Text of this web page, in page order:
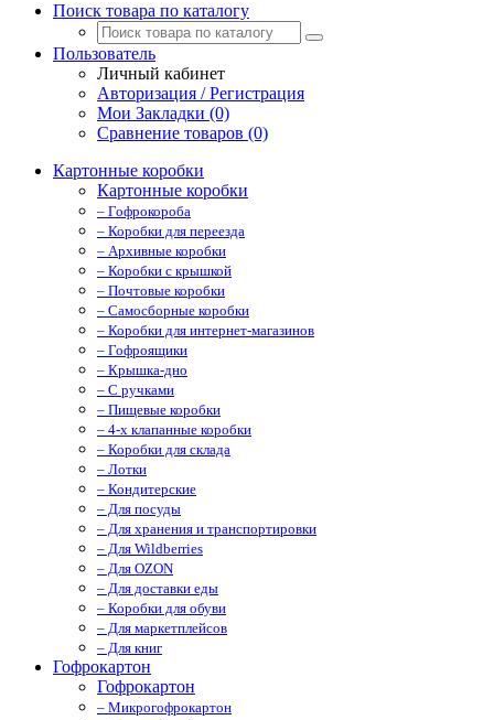
Поиск товара по каталогу
Пользователь
Личный кабинет
Авторизация / Регистрация
Мои Закладки (0)
Сравнение товаров (0)
Картонные коробки
Картонные коробки
– Гофрокороба
– Коробки для переезда
– Архивные коробки
– Коробки с крышкой
– Почтовые коробки
– Самосборные коробки
– Коробки для интернет-магазинов
– Гофроящики
– Крышка-дно
– С ручками
– Пищевые коробки
– 4-х клапанные коробки
– Коробки для склада
– Лотки
– Кондитерские
– Для посуды
– Для хранения и транспортировки
– Для Wildberries
– Для OZON
– Для доставки еды
– Коробки для обуви
– Для маркетплейсов
– Для книг
Гофрокартон
Гофрокартон
– Микрогофрокартон